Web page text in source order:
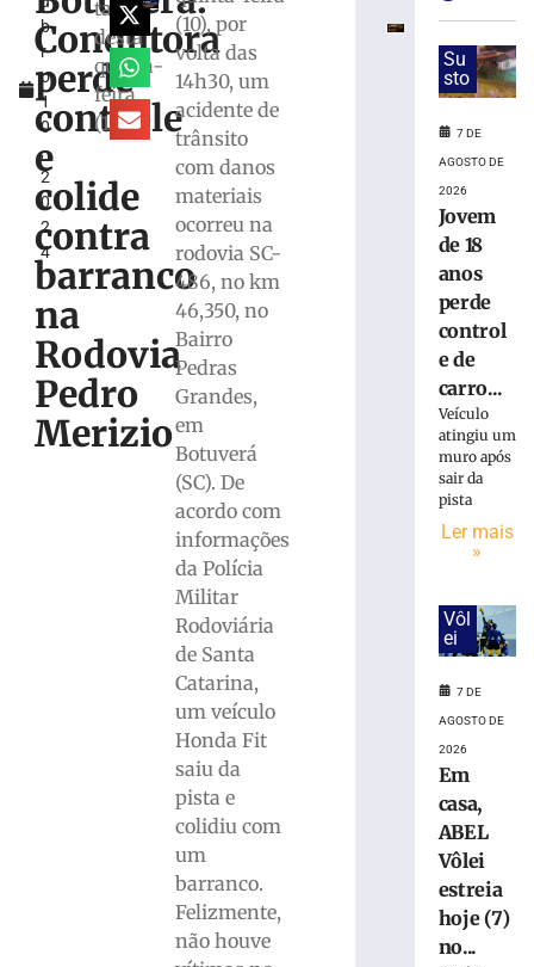
b
r
o
1
0
,
2
0
2
4
Condutora
perde
controle
e
colide
contra
barranco
na
Rodovia
Pedro
Merizio
tarde
desta
quinta-
feira
(10/10)
(10), por
volta das
14h30, um
acidente de
trânsito
com danos
materiais
ocorreu na
rodovia SC-
486, no km
46,350, no
Bairro
Pedras
Grandes,
em
Botuverá
(SC). De
acordo com
informações
da Polícia
Militar
Rodoviária
de Santa
Catarina,
um veículo
Honda Fit
saiu da
pista e
colidiu com
um
barranco.
Felizmente,
não houve
parcialmente
submerso
mangue
prende
mulher
suspeita
tráfico
pessoas
exploração
Su
sto
7 DE
AGOSTO DE
2026
Jovem
de 18
anos
perde
control
e de
carro...
Veículo
atingiu um
muro após
sair da
pista
Ler mais
»
Vôl
ei
7 DE
AGOSTO DE
2026
Em
casa,
ABEL
Vôlei
estreia
hoje (7)
no...